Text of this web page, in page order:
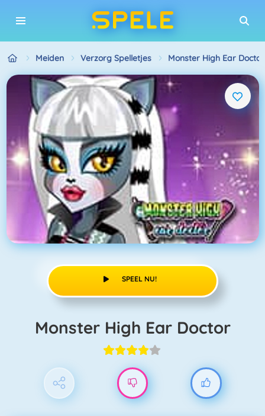
Meiden Verzorg Spelletjes Monster High Ear Doctor
SPEEL NU!
Monster High Ear Doctor